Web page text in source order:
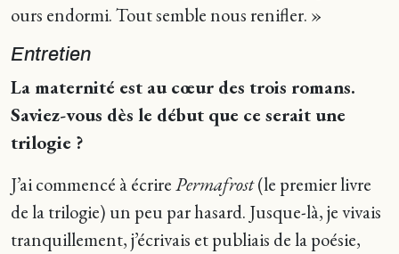
ours endormi. Tout semble nous renifler. »
Entretien
La maternité est au cœur des trois romans.
Saviez-vous dès le début que ce serait une
trilogie ?
J’ai commencé à écrirePermafrost(le premier livre
de la trilogie) un peu par hasard. Jusque-là, je vivais
tranquillement, j’écrivais et publiais de la poésie,